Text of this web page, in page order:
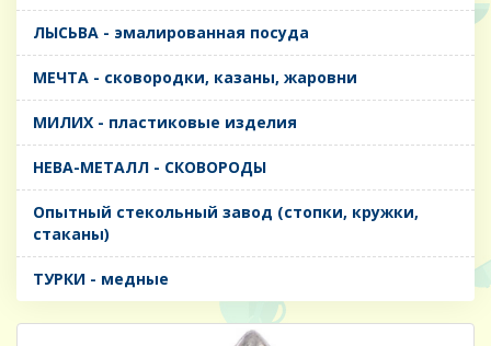
ЛЫСЬВА - эмалированная посуда
МЕЧТА - сковородки, казаны, жаровни
МИЛИХ - пластиковые изделия
НЕВА-МЕТАЛЛ - СКОВОРОДЫ
Опытный стекольный завод (стопки, кружки,
стаканы)
ТУРКИ - медные